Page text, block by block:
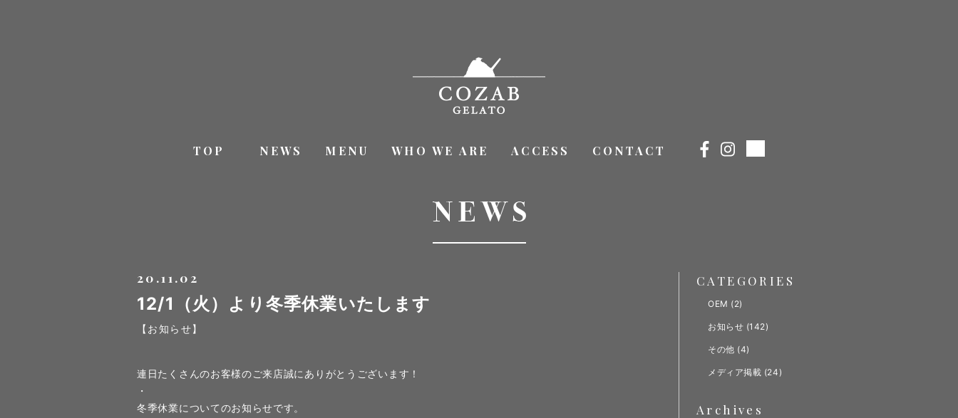
TOP NEWS MENU WHO WE ARE ACCESS CONTACT
20.11.02
12/1（火）より冬季休業いたします
【お知らせ】
連日たくさんのお客様のご来店誠にありがとうございます！
・
冬季休業についてのお知らせです。
CATEGORIES
OEM (2)
お知らせ (142)
その他 (4)
メディア掲載 (24)
Archives